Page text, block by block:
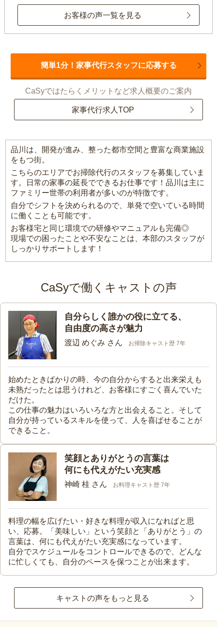
お客様の声一覧を見る
簡単1分！家事代行スタッフに応募する
CaSyではたらくメリットなど求人概要のご案内
家事代行求人TOP
品川は、開発が進み、整った都市空間と豊富な商業施設
をもつ街。
こちらのエリアでお掃除代行のスタッフを募集していま
す。日常の家事の延長でできるお仕事です！品川は主に
ファミリー世帯の利用者が多いのが特徴です。
自分でシフトを決められるので、単発で空いている時間
に働くことも可能です。
お客様宅と同じ環境での研修やマニュアルも完備◎
現場での困ったことや不安なことは、本部のスタッフが
しっかりサポートします！
CaSyで働くキャストの声
自分らしく誰かの役に立てる、
自由度の高さが魅力
渡辺 めぐみ さん お掃除キャスト歴 7年
始めたときばかりの時、今の自分からすると出来栄えも
未熟だったとは思うけれど、お客様にすごく喜んでいた
だけた。
この仕事の魅力はいろいろな方と出会えること。そして
自分が持っているスキルを使って、人を喜ばせることが
できること。
笑顔とありがとうの言葉は
何にも代えがたい充実感
神崎 桂 さん お料理キャスト歴 7年
料理の幅を広げたい・好きな料理が収入になればと思
い、応募。「美味しい」という笑顔と「ありがとう」の
言葉は、何にも代えがたい充実感になっています。
自分でスケジュールをコントロールできるので、どんな
に忙しくても、自分のペースを保つことが出来ます。
キャストの声をもっと見る